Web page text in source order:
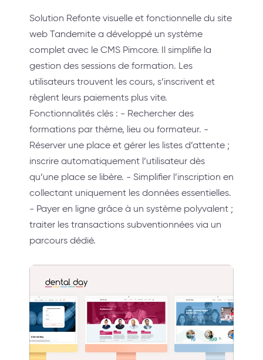
Solution Refonte visuelle et fonctionnelle du site
web Tandemite a développé un système
complet avec le CMS Pimcore. Il simplifie la
gestion des sessions de formation. Les
utilisateurs trouvent les cours, s’inscrivent et
règlent leurs paiements plus vite.
Fonctionnalités clés : - Rechercher des
formations par thème, lieu ou formateur. -
Réserver une place et gérer les listes d’attente ;
inscrire automatiquement l’utilisateur dès
qu’une place se libère. - Simplifier l’inscription en
collectant uniquement les données essentielles.
- Payer en ligne grâce à un système polyvalent ;
traiter les transactions subventionnées via un
parcours dédié.